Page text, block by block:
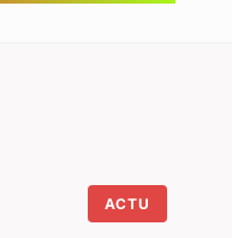
ACTU